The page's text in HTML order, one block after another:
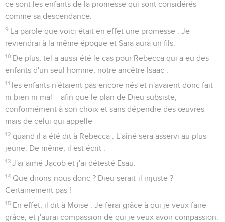
ce sont les enfants de la promesse qui sont considérés
comme sa descendance.
9 La parole que voici était en effet une promesse : Je
reviendrai à la même époque et Sara aura un fils.
10 De plus, tel a aussi été le cas pour Rebecca qui a eu des
enfants d'un seul homme, notre ancêtre Isaac :
11 les enfants n'étaient pas encore nés et n'avaient donc fait
ni bien ni mal – afin que le plan de Dieu subsiste,
conformément à son choix et sans dépendre des œuvres
mais de celui qui appelle –
12 quand il a été dit à Rebecca : L'aîné sera asservi au plus
jeune. De même, il est écrit :
13 J'ai aimé Jacob et j'ai détesté Esaü.
14 Que dirons-nous donc ? Dieu serait-il injuste ?
Certainement pas !
15 En effet, il dit à Moïse : Je ferai grâce à qui je veux faire
grâce, et j'aurai compassion de qui je veux avoir compassion.